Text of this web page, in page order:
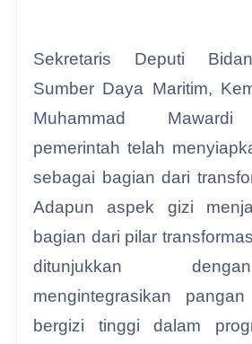
Sekretaris Deputi
Sumber Daya Maritim,
Muhammad Mawardi
pemerintah telah
sebagai bagian dari
Adapun aspek gizi
bagian dari pilar
ditunjukkan
mengintegrasikan
bergizi tinggi dalam